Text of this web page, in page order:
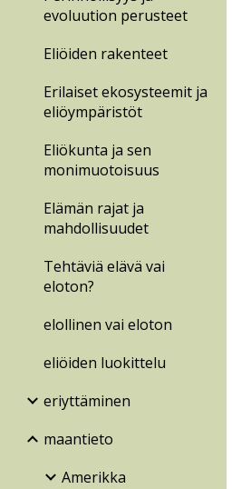
evoluution perusteet
Eliöiden rakenteet
Erilaiset ekosysteemit ja
eliöympäristöt
Eliökunta ja sen
monimuotoisuus
Elämän rajat ja
mahdollisuudet
Tehtäviä elävä vai
eloton?
elollinen vai eloton
eliöiden luokittelu
eriyttäminen
maantieto
Amerikka